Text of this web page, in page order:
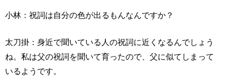
小林：祝詞は自分の色が出るもんなんですか？
太刀掛：身近で聞いている人の祝詞に近くなるんでしょう
ね。私は父の祝詞を聞いて育ったので、父に似てしまって
いるようです。